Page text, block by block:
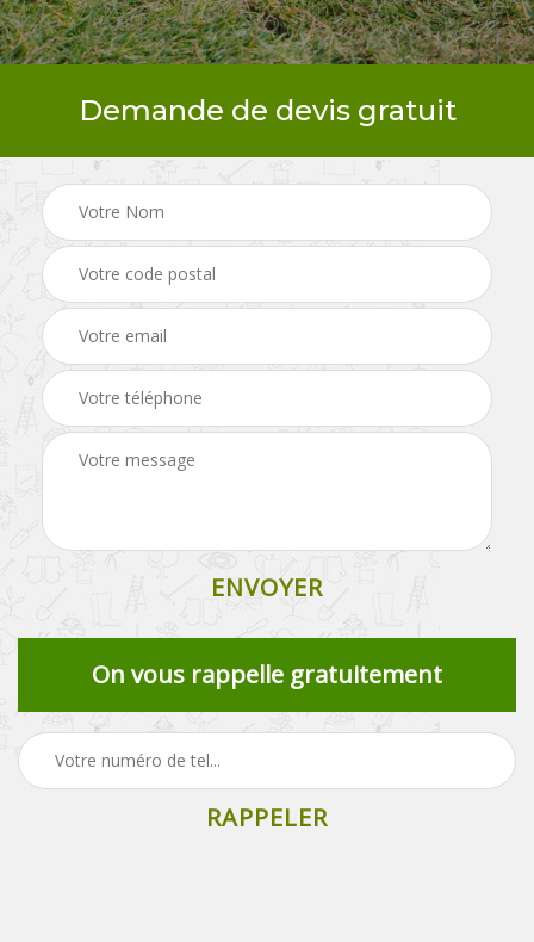
Demande de devis gratuit
On vous rappelle gratuitement